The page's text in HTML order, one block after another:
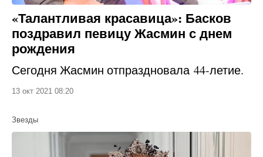
«Талантливая красавица»: Басков
поздравил певицу Жасмин с днем
рождения
Сегодня Жасмин отпраздновала 44-летие.
13 окт 2021 08:20
Звезды